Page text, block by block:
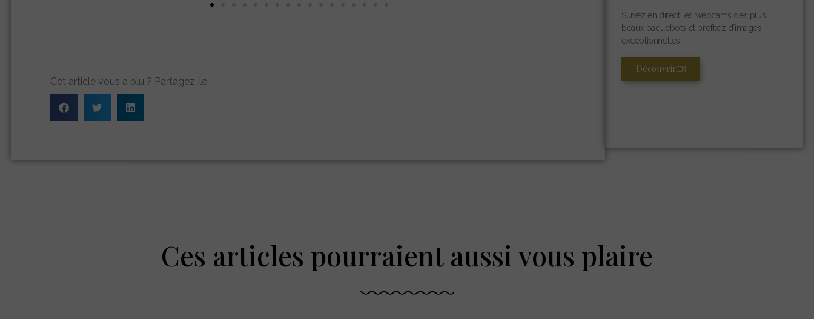
Cet article vous a plu ? Partagez-le !
Suivez en direct les webcams des plus
beaux paquebots et profitez d’images
exceptionnelles.
Découvrir
Ces articles pourraient aussi vous plaire